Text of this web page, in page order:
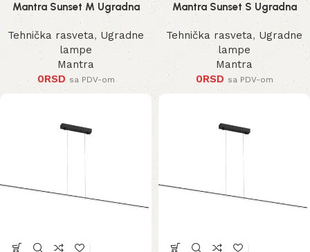
Mantra Sunset M Ugradna
Lampa
Tehnička rasveta, Ugradne
lampe
Mantra
0RSD sa PDV-om
Mantra Sunset S Ugradna
Lampa
Tehnička rasveta, Ugradne
lampe
Mantra
0RSD sa PDV-om